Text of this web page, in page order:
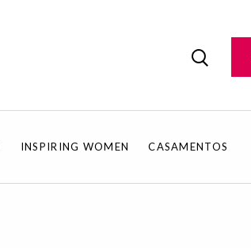
INSPIRING WOMEN CASAMENTOS